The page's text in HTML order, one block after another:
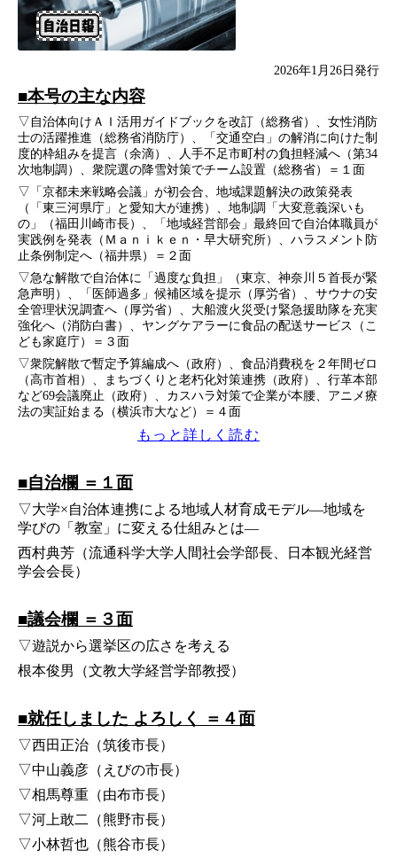
2026年1月26日発行
■本号の主な内容
▽自治体向けＡＩ活用ガイドブックを改訂（総務省）、女性消防
士の活躍推進（総務省消防庁）、「交通空白」の解消に向けた制
度的枠組みを提言（余滴）、人手不足市町村の負担軽減へ（第34
次地制調）、衆院選の降雪対策でチーム設置（総務省）＝１面
▽「京都未来戦略会議」が初会合、地域課題解決の政策発表
（「東三河県庁」と愛知大が連携）、地制調「大変意義深いも
の」（福田川崎市長）、「地域経営部会」最終回で自治体職員が
実践例を発表（Ｍａｎｉｋｅｎ・早大研究所）、ハラスメント防
止条例制定へ（福井県）＝２面
▽急な解散で自治体に「過度な負担」（東京、神奈川５首長が緊
急声明）、「医師過多」候補区域を提示（厚労省）、サウナの安
全管理状況調査へ（厚労省）、大船渡火災受け緊急援助隊を充実
強化へ（消防白書）、ヤングケアラーに食品の配送サービス（こ
ども家庭庁）＝３面
▽衆院解散で暫定予算編成へ（政府）、食品消費税を２年間ゼロ
（高市首相）、まちづくりと老朽化対策連携（政府）、行革本部
など69会議廃止（政府）、カスハラ対策で企業が本腰、アニメ療
法の実証始まる（横浜市大など）＝４面
もっと詳しく読む
■自治欄 ＝１面
▽大学×自治体連携による地域人材育成モデル―地域を
学びの「教室」に変える仕組みとは―
西村典芳（流通科学大学人間社会学部長、日本観光経営
学会会長）
■議会欄 ＝３面
▽遊説から選挙区の広さを考える
根本俊男（文教大学経営学部教授）
■就任しました よろしく ＝４面
▽西田正治（筑後市長）
▽中山義彦（えびの市長）
▽相馬尊重（由布市長）
▽河上敢二（熊野市長）
▽小林哲也（熊谷市長）